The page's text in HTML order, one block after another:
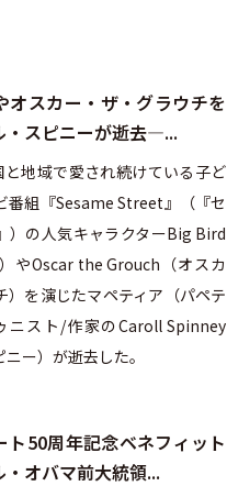
オスカー・ザ・グラウチを
・スピニーが逝去—...
地域で愛され続けている子ど
番組『Sesame Street』（『セ
）の人気キャラクターBig Bird
やOscar the Grouch（オスカ
）を演じたマペティア（パペテ
ニスト/作家のCaroll Spinney
ニー）が逝去した。
ト50周年記念ベネフィット
オバマ前大統領...